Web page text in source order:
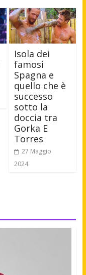
Isola dei
famosi
Spagna e
quello che è
successo
sotto la
doccia tra
Gorka E
Torres
27 Maggio
2024